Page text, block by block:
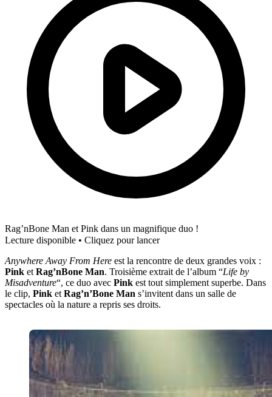
Rag’nBone Man et Pink dans un magnifique duo !
Lecture disponible • Cliquez pour lancer
Anywhere Away From Here est la rencontre de deux grandes voix :
Pink et Rag’nBone Man. Troisième extrait de l’album “Life by
Misadventure“, ce duo avec Pink est tout simplement superbe. Dans
le clip, Pink et Rag’n’Bone Man s’invitent dans un salle de
spectacles où la nature a repris ses droits.